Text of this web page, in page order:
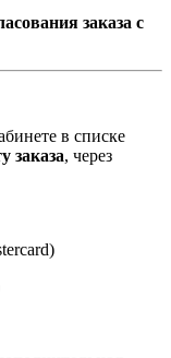
заказа с
в списке
заказа, через